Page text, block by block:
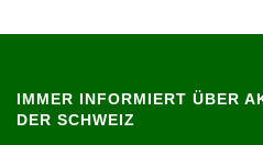
IMMER INFORMIERT ÜBER
DER SCHWEIZ